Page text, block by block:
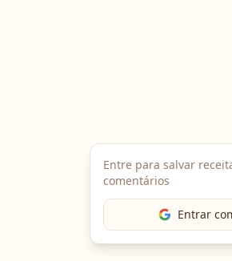
Entre para salvar
comentários
Entrar